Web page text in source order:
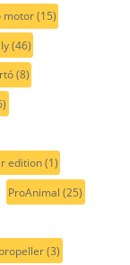
motor(15)
(46)
(8)
edition(1)
ProAnimal (25)
propeller(3)